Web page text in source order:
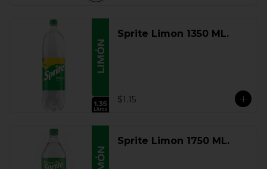
Sprite Limon 1350 ML.
$1.15
Sprite Limon 1750 ML.